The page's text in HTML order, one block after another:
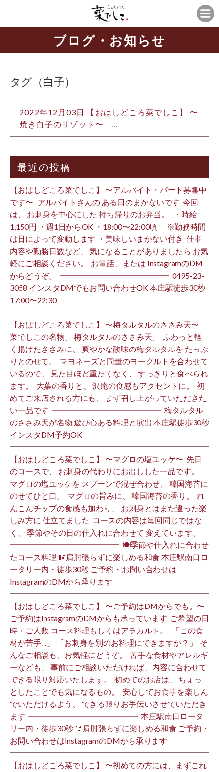
ブログ・お知らせ
タグ（白子）
2022年12月03日 【おはしどころ菜でしこ】 〜
焼き白子のリゾット〜 ⁡ ⁡ ⁡…
最近の投稿
【おはしどころ菜でしこ】 〜アルバイト・パート募集中
です〜 ⁡ ⁡ アルバイトさんの ある日のまかないです ⁡ 今回
は、 お刺身を中心にした 持ち帰りのお弁当。 ⁡ ⁡ ・時給
1,150円 ・週1日からOK ・18:00〜22:00頃 ※勤務時間
は日によって変動します ・美味しいまかない付き ⁡ 仕事
内容や勤務日数など、 気になることがありましたら お気
軽にご相談ください。 ⁡ お電話、または InstagramのDM
からどうぞ。 ⁡ ━━━━━━━━━━━━━━ ⁡ ️0495-23-
3058 インスタDMでもお問い合わせOK 本庄駅徒歩30秒
17:00〜22:30 ⁡
【おはしどころ菜でしこ】 〜梅タルタルのささみ天〜 ⁡
菜でしこの名物、 梅タルタルのささみ天。 ⁡ ふわっと軽
く揚げたささみに、 爽やかな酸味の梅タルタルを たっぷ
りとのせて。 ⁡ マヨネーズと同量のヨーグルトを合わせて
いるので、 見た目ほど重たくなく、 すっきりと食べられ
ます。 ⁡ 大葉の香りと、 沢庵の食感もアクセントに。 ⁡ 初
めてご来店される方にも、 まず召し上がっていただきた
い一品です️ ⁡ ━━━━━━━━━━━━━━ ⁡ 梅タルタル
のささみ天が名物 遊び心ある料理と演出 本庄駅徒歩30秒
インスタDM予約OK ⁡
【おはしどころ菜でしこ】 〜マグロの塩ユッケ〜 ⁡ 先日
のコースで、 お刺身の代わりにお出しした一品です。 ⁡
マグロの塩ユッケを スプーンで混ぜ合わせ、 韓国海苔に
のせてひと口。 ⁡ マグロの旨みに、 韓国海苔の香り。 ⁡ れ
んこんチップの食感も加わり、 お刺身とはまた違った楽
しみ方に 仕立てました️ ⁡ コースの内容は毎回同じではな
く、 季節やその日の仕入れに合わせて 変えています。 ⁡
━━━━━━━━━━━━━━ ⁡ 🍽季節や仕入れに合わせ
たコース料理 🥢肩肘張らずに楽しめる和食 本庄駅南口ロ
ータリー内・徒歩30秒 ご予約・お問い合わせは
InstagramのDMから承ります ⁡
【おはしどころ菜でしこ】 〜ご予約はDMからでも。〜 ⁡
ご予約はInstagramのDMからも承っています ⁡ ご希望の日
時・ご人数 コース料理もしくはアラカルト。 ⁡ ⁡ 「この食
材が苦手…」 「お刺身を別のお料理にできますか？」 ⁡ そ
んなご相談も、お気軽にどうぞ。 ⁡ 苦手な食材やアレルギ
ーなども、 事前にご相談いただければ、内容に合わせて
できる限り対応いたします。 ⁡ 初めてのお店は、 ちょっ
としたことでも気になるもの。 ⁡ 安心してお食事を楽しん
でいただけるよう、 できる限りお手伝いさせていただき
ます️ ⁡ ━━━━━━━━━━━━━━ ⁡ 本庄駅南口ロータ
リー内・徒歩30秒 🥢肩肘張らずに楽しめる和食 ご予約・
お問い合わせはInstagramのDMから承ります ⁡
【おはしどころ菜でしこ】 〜初めての方には、まずこれ